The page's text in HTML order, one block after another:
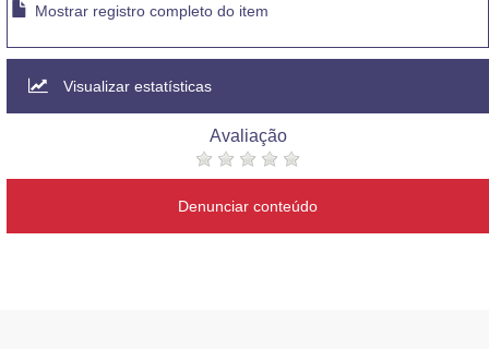
Mostrar registro completo do item
Visualizar estatísticas
Avaliação
Denunciar conteúdo